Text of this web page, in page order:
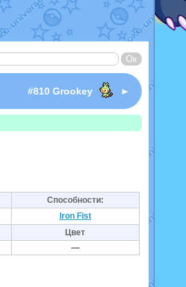
#810 Grookey ►
Способности:
Iron Fist
Цвет
—